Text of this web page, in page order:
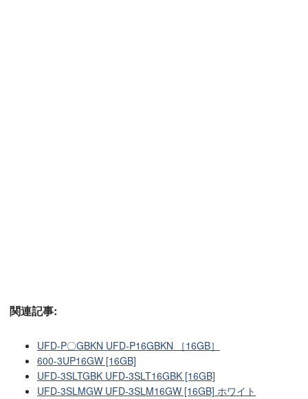
関連記事:
UFD-P〇GBKN UFD-P16GBKN ［16GB］
600-3UP16GW [16GB]
UFD-3SLTGBK UFD-3SLT16GBK [16GB]
UFD-3SLMGW UFD-3SLM16GW [16GB] ホワイト